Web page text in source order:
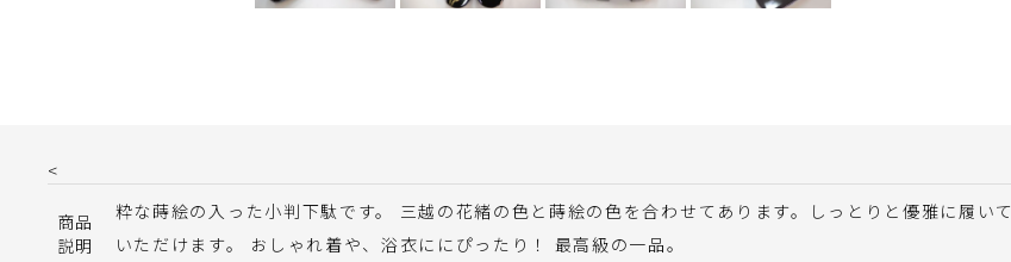
<
商品
説明
粋な蒔絵の入った小判下駄です。 三越の花緒の色と蒔絵の色を合わせてあります。しっとりと優雅に履いて
いただけます。 おしゃれ着や、浴衣ににぴったり！ 最高級の一品。